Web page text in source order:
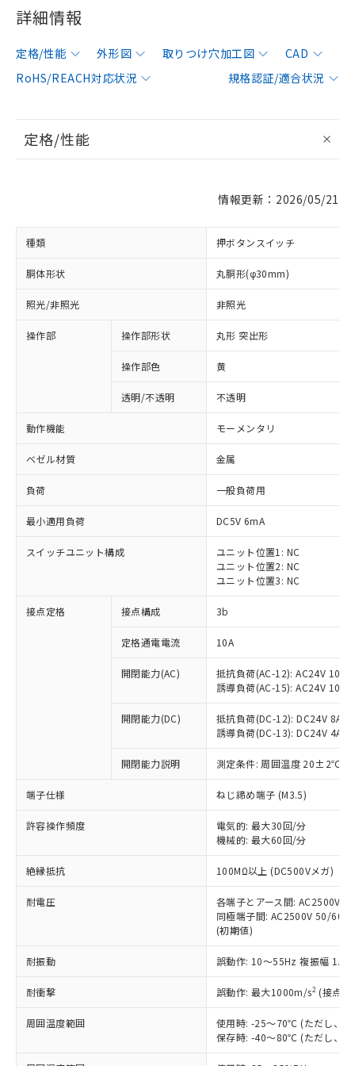
詳細情報
定格/性能 外形図 取りつけ穴加工図
CAD
RoHS/REACH対応状況
規格認証/適合状況
定格/性能
情報更新：2026/05/21
種類 押ボタンスイッチ
胴体形状 丸胴形(φ30mm)
照光/非照光 非照光
操作部 操作部形状 丸形 突出形
操作部色 黄
透明/不透明 不透明
動作機能 モーメンタリ
ベゼル材質 金属
負荷 一般負荷用
最小適用負荷 DC5V 6mA
スイッチユニット構成
ユニット位置1: NC
ユニット位置2: NC
ユニット位置3: NC
接点定格 接点構成 3b
定格通電電流 10A
開閉能力(AC)
抵抗負荷(AC-12): AC24V 10A/
誘導負荷(AC-15): AC24V
開閉能力(DC)
抵抗負荷(DC-12): DC24V 8A/
誘導負荷(DC-13): DC24V 4A/
開閉能力説明 測定条件: 周囲温度 20±2℃、
端子仕様 ねじ締め端子 (M3.5)
許容操作頻度
電気的: 最大30回/分
機械的: 最大60回/分
絶縁抵抗 100MΩ以上 (DC500Vメガ)
耐電圧
各端子とアース間: AC2500V
同極端子間: AC2500V 50/
(初期値)
耐振動 誤動作: 10～55Hz 複振幅
耐衝撃 誤動作: 最大1000m/s2 (接点
周囲温度範囲
使用時: -25～70℃ (ただし、氷
保存時: -40～80℃ (ただし、氷
ご利用条件
以下の条件をお読みいただき、同意のうえ
ご利用ください。
本サービスは、当社制御機器事業取扱
商品の当社在庫状況および標準価格
(税抜)を提供させていただくもので
当社制御機器事業取扱商品の中には、
本サービスの対象外となる商品もある
ことをご了承ください。
在庫状況および標準価格照会結果は、
記載している更新日時点での社内デー
タに基づき作成されるものであり、閲
覧された時点での実際の在庫および標
準価格とは異なる場合があることをご
正式な納期状況および標準価格はお客
様のお取引先、またはお客様担当のオ
ムロン制御機器販売店・当社販売員に
※1 対応状況
対応済み：EU RoHS指令（10物質）の
非含有に対応した製品が提供可能な商品で
対応予定：EU RoHS指令（10物質）の非含
有に対応した製品に切り替える予定のある
対応予定なし：EU RoHS指令（10物質）の
非含有に非対応の商品で、対応品を出す予
調査・確認中：EU RoHS指令（10物質）の
非含有の対応状況を調査中または確認中の
商品です。
非該当品：ライセンス料など無形物で、有
害物質有無と関係のない商品です。
仕入先様の事情により、非含有部品として
いたものが、含有品と判明した場合などや
むを得ず変更することがあります。
鉛(Pb) 1000ppm以下、 水銀(Hg) 1000ppm以下、 カド
六価クロム(Cr(Ⅵ)) 1000ppm以下、ポリ臭化ビフェニル
類(PBB) 1000ppm以下、ポリ臭化ジフェニルエーテル類
ルベンジル（BBP） 1000ppm以下、フタル酸ジブチル
（DBP） 1000ppm以下、フタル酸ジイソブチル
但し、RoHS指令で産業用監視および制御機器に対する
「○」：最大均質材料含有率が中国RoHSの
基準値以下であることを示します。
「×」：最大均質材料含有率が中国RoHSの
基準値を超えていることを示します。
「－」：未確認です。当社販売部門へお問
*中国RoHS10物質の基準値 (GB/T26572)：
Pb(鉛) :1000ppm、 Hg(水銀) : 1000ppm、 Cd(カドミウ
Cr(Ⅵ)(六価クロム) : 1000ppm、 PBBs(ポリ臭化ビフェ
ニル類) : 1000ppm、 PBDEs(ポリ臭化ジフェニルエーテ
ル類) : 1000ppm、
DBP(フタル酸ジブチル) : 1000ppm、 DIBP(フタル酸ジ
イソブチル) : 1000ppm、 BBP(フタル酸ブチルベンジ
当社は、これら貴社製品のうち、外国
為替および外国貿易法に定める商品
（以下｢規制貨物等」という）を輸出
または国外への提供する場合は、日本
国政府の輸出許可(または役務取引許
可)を取得するなどの必要な手続きを
当社は規制貨物を破棄する場合は、完
全に破砕するなど、違法に輸出されな
いよう必要な手段を講じます。
当社は貴社製品を、核兵器、ミサイ
一定数以上の在庫あり
一定数には満たないが在庫あり